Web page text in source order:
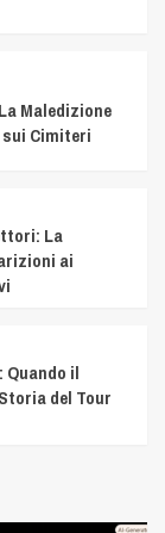
Maledizione
Cimiteri
La
ai
Quando il
del Tour